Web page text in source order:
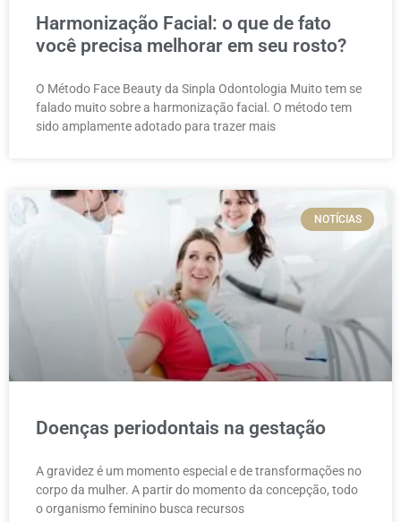
Harmonização Facial: o que de fato
você precisa melhorar em seu rosto?
O Método Face Beauty da Sinpla Odontologia Muito tem se
falado muito sobre a harmonização facial. O método tem
sido amplamente adotado para trazer mais
NOTÍCIAS
Doenças periodontais na gestação
A gravidez é um momento especial e de transformações no
corpo da mulher. A partir do momento da concepção, todo
o organismo feminino busca recursos